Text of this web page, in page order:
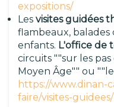
expositions/
Les visites guidées
flambeaux, balades
enfants. L'office de
circuits ""sur les
Moyen Âge"" ou
https://www.dinan-
faire/visites-guidees/